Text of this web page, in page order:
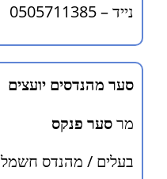
נייד – 0505711385
סער מהנדסים יועצים
מרסער פנקס
בעלים / מהנדס חשמל